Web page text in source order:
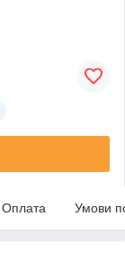
Оплата Умови